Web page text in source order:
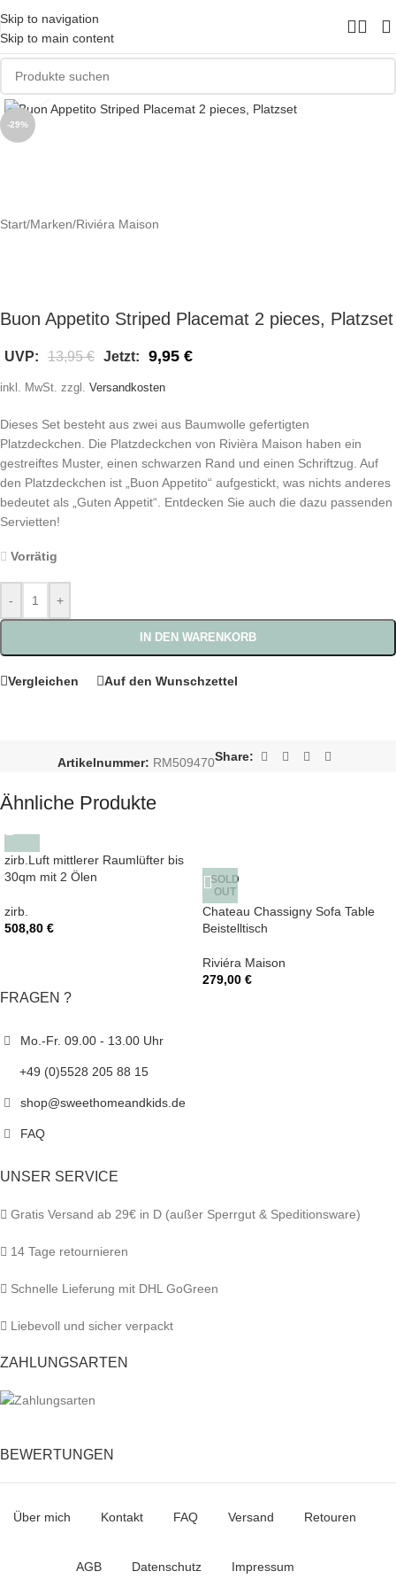
Skip to navigation
Skip to main content
-29%
Start/Marken/Riviéra Maison
Buon Appetito Striped Placemat 2 pieces, Platzset
UVP: 13,95€ Jetzt: 9,95 €
inkl. MwSt. zzgl. Versandkosten
Dieses Set besteht aus zwei aus Baumwolle gefertigten
Platzdeckchen. Die Platzdeckchen von Rivièra Maison haben ein
gestreiftes Muster, einen schwarzen Rand und einen Schriftzug. Auf
den Platzdeckchen ist „Buon Appetito“ aufgestickt, was nichts anderes
bedeutet als „Guten Appetit“. Entdecken Sie auch die dazu passenden
Servietten!
Vorrätig
- +
IN DEN WARENKORB
Vergleichen Auf den Wunschzettel
Artikelnummer: RM509470Share:
Ähnliche Produkte
zirb.Luft mittlerer Raumlüfter bis
30qm mit 2 Ölen
zirb.
508,80 €
SOLD
OUT
Chateau Chassigny Sofa Table
Beistelltisch
Riviéra Maison
279,00 €
FRAGEN ?
Mo.-Fr. 09.00 - 13.00 Uhr
+49 (0)5528 205 88 15
shop@sweethomeandkids.de
FAQ
UNSER SERVICE
Gratis Versand ab 29€ in D (außer Sperrgut & Speditionsware)
14 Tage retournieren
Schnelle Lieferung mit DHL GoGreen
Liebevoll und sicher verpackt
ZAHLUNGSARTEN
BEWERTUNGEN
Über mich Kontakt FAQ Versand Retouren
AGB Datenschutz Impressum